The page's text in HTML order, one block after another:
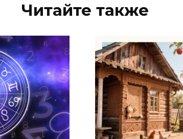
Читайте также